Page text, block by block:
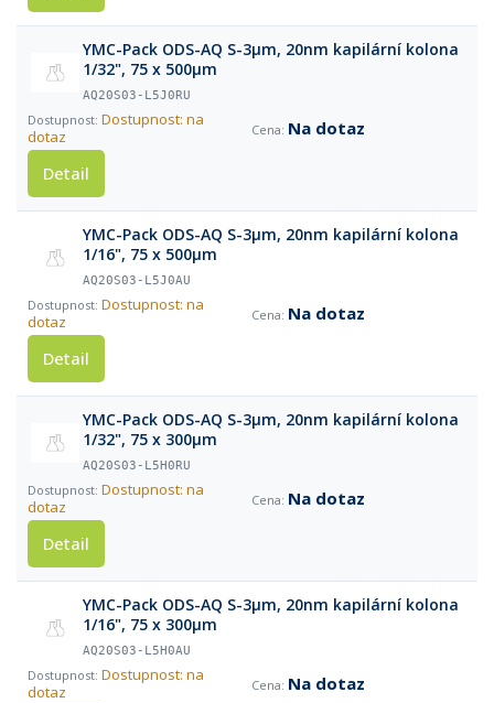
YMC-Pack ODS-AQ S-3µm, 20nm kapilární kolona
1/32", 75 x 500µm
AQ20S03-L5J0RU
Dostupnost: na
dotaz
Na dotaz
Detail
YMC-Pack ODS-AQ S-3µm, 20nm kapilární kolona
1/16", 75 x 500µm
AQ20S03-L5J0AU
Dostupnost: na
dotaz
Na dotaz
Detail
YMC-Pack ODS-AQ S-3µm, 20nm kapilární kolona
1/32", 75 x 300µm
AQ20S03-L5H0RU
Dostupnost: na
dotaz
Na dotaz
Detail
YMC-Pack ODS-AQ S-3µm, 20nm kapilární kolona
1/16", 75 x 300µm
AQ20S03-L5H0AU
Dostupnost: na
dotaz
Na dotaz